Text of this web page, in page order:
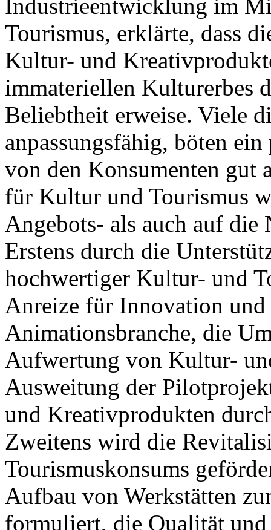
Industrieentwicklung im
Tourismus, erklärte, dass
Kultur- und
immateriellen Kulturerbes
Beliebtheit erweise. Viele
anpassungsfähig, böten
von den Konsumenten gut
für Kultur und Tourismus
Angebots- als auch auf die
Erstens durch die
hochwertiger Kultur- und
Anreize für Innovation
Animationsbranche, die
Aufwertung von Kultur-
Ausweitung der
und Kreativprodukten
Zweitens wird die
Tourismuskonsums
Aufbau von Werkstätten
formuliert, die Qualität